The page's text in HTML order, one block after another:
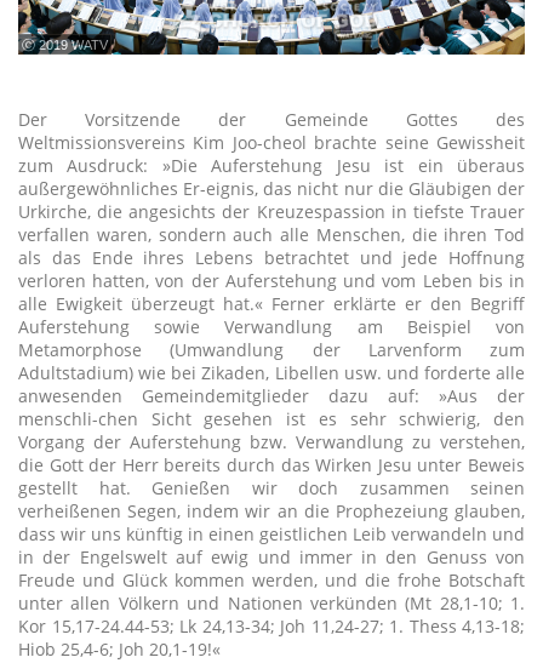
ⓒ 2019 WATV
Der Vorsitzende der Gemeinde Gottes des
Weltmissionsvereins Kim Joo-cheol brachte seine Gewissheit
zum Ausdruck: »Die Auferstehung Jesu ist ein überaus
außergewöhnliches Er-eignis, das nicht nur die Gläubigen der
Urkirche, die angesichts der Kreuzespassion in tiefste Trauer
verfallen waren, sondern auch alle Menschen, die ihren Tod
als das Ende ihres Lebens betrachtet und jede Hoffnung
verloren hatten, von der Auferstehung und vom Leben bis in
alle Ewigkeit überzeugt hat.« Ferner erklärte er den Begriff
Auferstehung sowie Verwandlung am Beispiel von
Metamorphose (Umwandlung der Larvenform zum
Adultstadium) wie bei Zikaden, Libellen usw. und forderte alle
anwesenden Gemeindemitglieder dazu auf: »Aus der
menschli-chen Sicht gesehen ist es sehr schwierig, den
Vorgang der Auferstehung bzw. Verwandlung zu verstehen,
die Gott der Herr bereits durch das Wirken Jesu unter Beweis
gestellt hat. Genießen wir doch zusammen seinen
verheißenen Segen, indem wir an die Prophezeiung glauben,
dass wir uns künftig in einen geistlichen Leib verwandeln und
in der Engelswelt auf ewig und immer in den Genuss von
Freude und Glück kommen werden, und die frohe Botschaft
unter allen Völkern und Nationen verkünden (Mt 28,1-10; 1.
Kor 15,17-24.44-53; Lk 24,13-34; Joh 11,24-27; 1. Thess 4,13-18;
Hiob 25,4-6; Joh 20,1-19!«